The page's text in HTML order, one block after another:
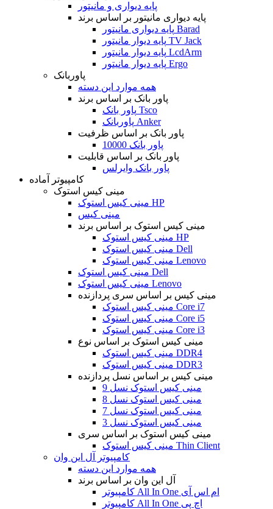
پایه دیواری و مانیتور
پایه دیواری مانیتور بر اساس برند
پایه دیواری مانیتور Barad
پایه دیوار مانیتور TV Jack
پایه دیوار مانیتور LcdArm
پایه دیوار مانیتور Ergo
پاوربانک
همه موارد این دسته
پاور بانک بر اساس برند
پاور بانک Tsco
پاوربانک Anker
پاور بانک بر اساس ظرفیت
پاور بانک 10000
پاور بانک بر اساس قابلیت
پاور بانک وایرلس
کامپیوتر آماده
مینی کیس استوک
مینی کیس استوک HP
مینی کیس
مینی کیس استوک بر اساس برند
مینی کیس استوک HP
مینی کیس استوک Dell
مینی کیس استوک Lenovo
مینی کیس استوک Dell
مینی کیس استوک Lenovo
مینی کیس بر اساس سری پردازنده
مینی کیس استوک Core i7
مینی کیس استوک Core i5
مینی کیس استوک Core i3
مینی کیس استوک بر اساس نوع
مینی کیس استوک DDR4
مینی کیس استوک DDR3
مینی کیس بر اساس نسل پردازنده
مینی کیس استوک نسل 9
مینی کیس استوک نسل 8
مینی کیس استوک نسل 7
مینی کیس استوک نسل 3
مینی کیس استوک بر اساس سری
مینی کیس استوک Thin Client
کامپیوتر آل این وان
همه موارد این دسته
آل این وان بر اساس برند
کامپیوتر All In One ام اس آی
کامپیوتر All In One اچ پی